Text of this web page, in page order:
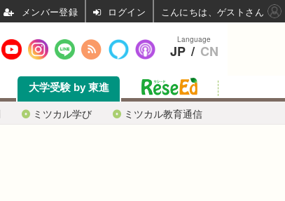
ミツカル学び ミツカル教育通信
大学受験 by 東進
Language
JP / CN
ログイン こんにちは、ゲストさん